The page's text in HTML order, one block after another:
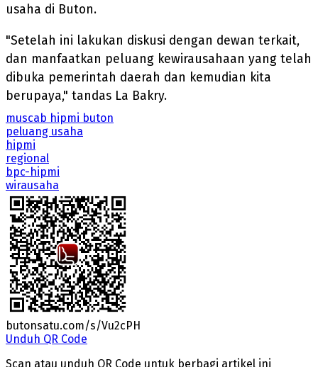
usaha di Buton.
"Setelah ini lakukan diskusi dengan dewan terkait,
dan manfaatkan peluang kewirausahaan yang telah
dibuka pemerintah daerah dan kemudian kita
berupaya," tandas La Bakry.
muscab hipmi buton
peluang usaha
hipmi
regional
bpc-hipmi
wirausaha
butonsatu.com/s/Vu2cPH
Unduh QR Code
Scan atau unduh QR Code untuk berbagi artikel ini